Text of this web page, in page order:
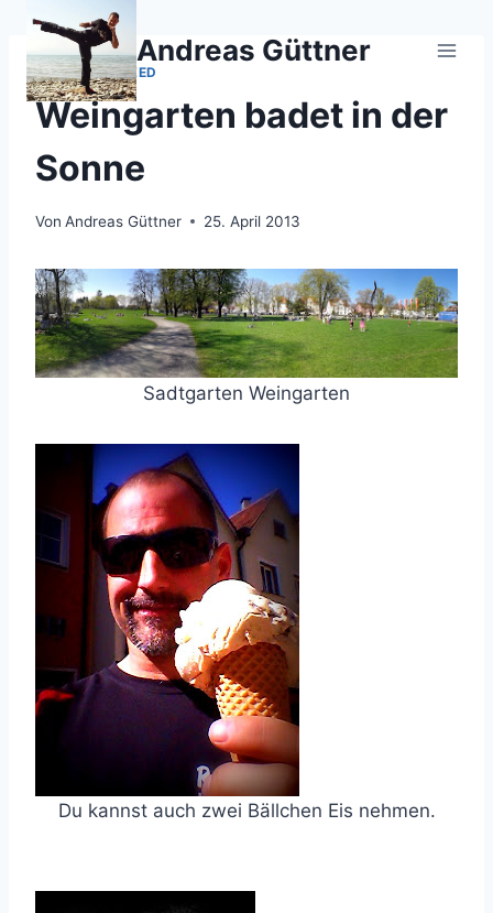
Zum
springen
Andreas Güttner
UNCATEGORIZED
Weingarten badet in der
Sonne
Von Andreas Güttner 25. April 2013
Sadtgarten Weingarten
Du kannst auch zwei Bällchen Eis nehmen.